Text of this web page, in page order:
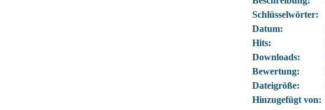
Schlüsselwörter:
Datum:
Hits:
Downloads:
Bewertung:
Dateigröße:
Hinzugefügt von: